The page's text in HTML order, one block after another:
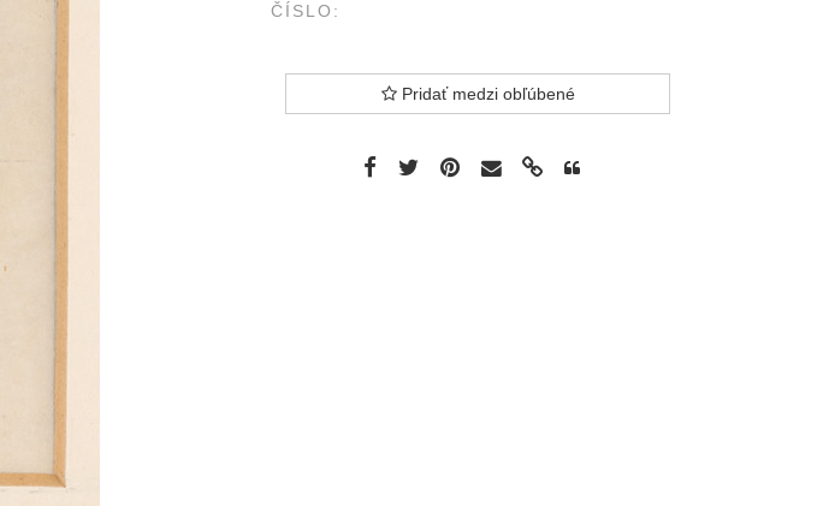
ČÍSLO:
Pridať medzi obľúbené